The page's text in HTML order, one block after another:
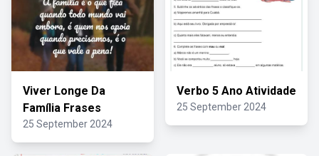
Viver Longe Da
Família Frases
25 September 2024
Verbo 5 Ano Atividade
25 September 2024